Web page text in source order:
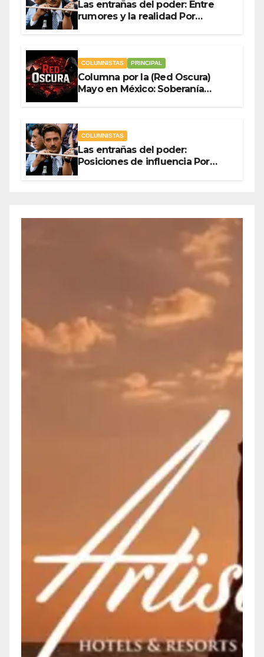
Las entrañas del poder: Entre
rumores y la realidad Por
COLUMNISTAS PRINCIPAL
Columna por la (Red Oscura)
Mayo en México: Soberanía
COLUMNISTAS
Las entrañas del poder:
Posiciones de influencia Por